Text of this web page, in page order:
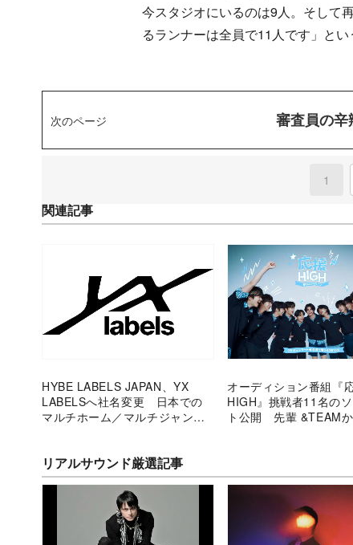
今スタジオにいるのは9人。そして
るランナーは全員で11人です」とい
次のページ 審査員の
1
関連記事
HYBE LABELS JAPAN、YX
LABELSへ社名変更 日本での
マルチホーム／マルチジャンル
オーディション番組『
HIGH』挑戦者11名の
ト公開 先輩 &TEAM
リアルサウンド厳選記事